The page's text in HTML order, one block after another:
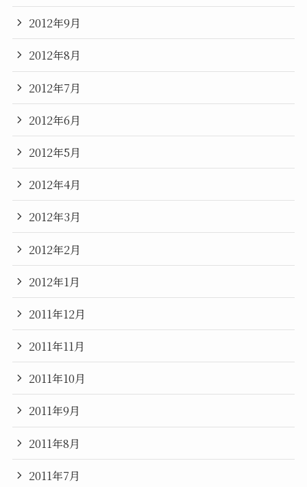
2012年9月
2012年8月
2012年7月
2012年6月
2012年5月
2012年4月
2012年3月
2012年2月
2012年1月
2011年12月
2011年11月
2011年10月
2011年9月
2011年8月
2011年7月